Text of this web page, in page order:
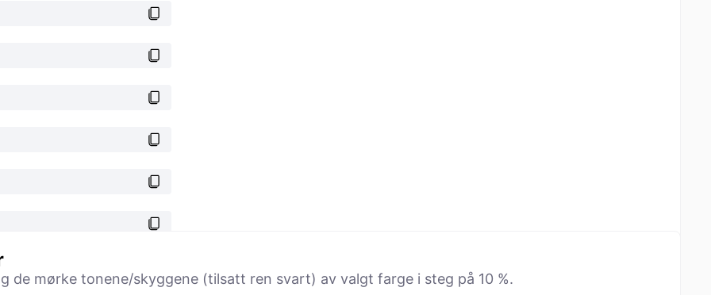
de mørke tonene/skyggene (tilsatt ren svart) av valgt farge i steg på 10 %.